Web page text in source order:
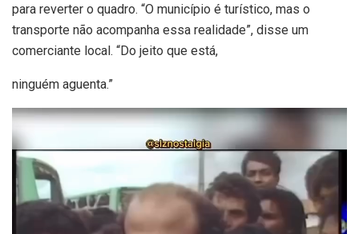
para reverter o quadro. “O município é turístico, mas o
transporte não acompanha essa realidade”, disse um
comerciante local. “Do jeito que está,
ninguém aguenta.”
Tocador
de
vídeo